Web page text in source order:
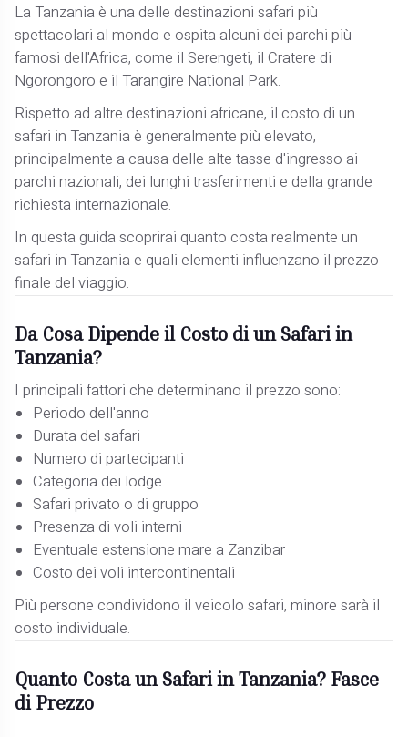
La Tanzania è una delle destinazioni safari più
spettacolari al mondo e ospita alcuni dei parchi più
famosi dell'Africa, come il Serengeti, il Cratere di
Ngorongoro e il Tarangire National Park.
Rispetto ad altre destinazioni africane, il costo di un
safari in Tanzania è generalmente più elevato,
principalmente a causa delle alte tasse d'ingresso ai
parchi nazionali, dei lunghi trasferimenti e della grande
richiesta internazionale.
In questa guida scoprirai quanto costa realmente un
safari in Tanzania e quali elementi influenzano il prezzo
finale del viaggio.
Da Cosa Dipende il Costo di un Safari in
Tanzania?
I principali fattori che determinano il prezzo sono:
Periodo dell'anno
Durata del safari
Numero di partecipanti
Categoria dei lodge
Safari privato o di gruppo
Presenza di voli interni
Eventuale estensione mare a Zanzibar
Costo dei voli intercontinentali
Più persone condividono il veicolo safari, minore sarà il
costo individuale.
Quanto Costa un Safari in Tanzania? Fasce
di Prezzo